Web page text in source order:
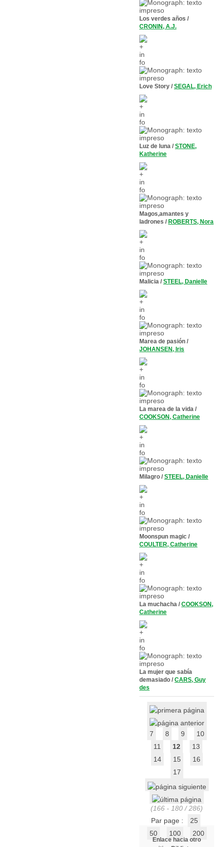
Los verdes años /
CRONIN, A.J.
Love Story / SEGAL, Erich
Luz de luna / STONE,
Katherine
Magos,amantes y
ladrones / ROBERTS, Nora
Malicia / STEEL, Danielle
Marea de pasión /
JOHANSEN, Iris
La marea de la vida /
COOKSON, Catherine
Milagro / STEEL, Danielle
Moonspun magic /
COULTER, Catherine
La muchacha / COOKSON,
Catherine
La mujer que sabía
demasiado / CARS, Guy
des
7 8 9
10
11
12
13
14
15
16
17
(166 - 180 / 286)
Par page :
25
50
100 200
Enlace hacia otro